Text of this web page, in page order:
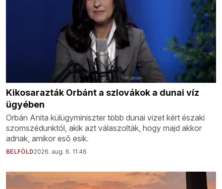
Kikosarazták Orbánt a szlovákok a dunai víz
ügyében
Orbán Anita külügyminiszter több dunai vizet kért északi
szomszédunktól, akik azt válaszolták, hogy majd akkor
adnak, amikor eső esik.
BELFÖLD2026. aug. 6. 11:46